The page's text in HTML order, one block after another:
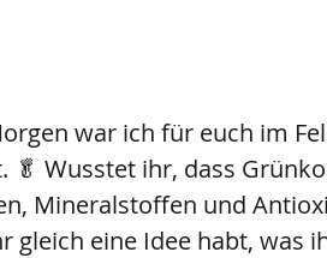
war ich für euch im
🥬 Wusstet ihr, dass
Mineralstoffen und
gleich eine Idee habt, was